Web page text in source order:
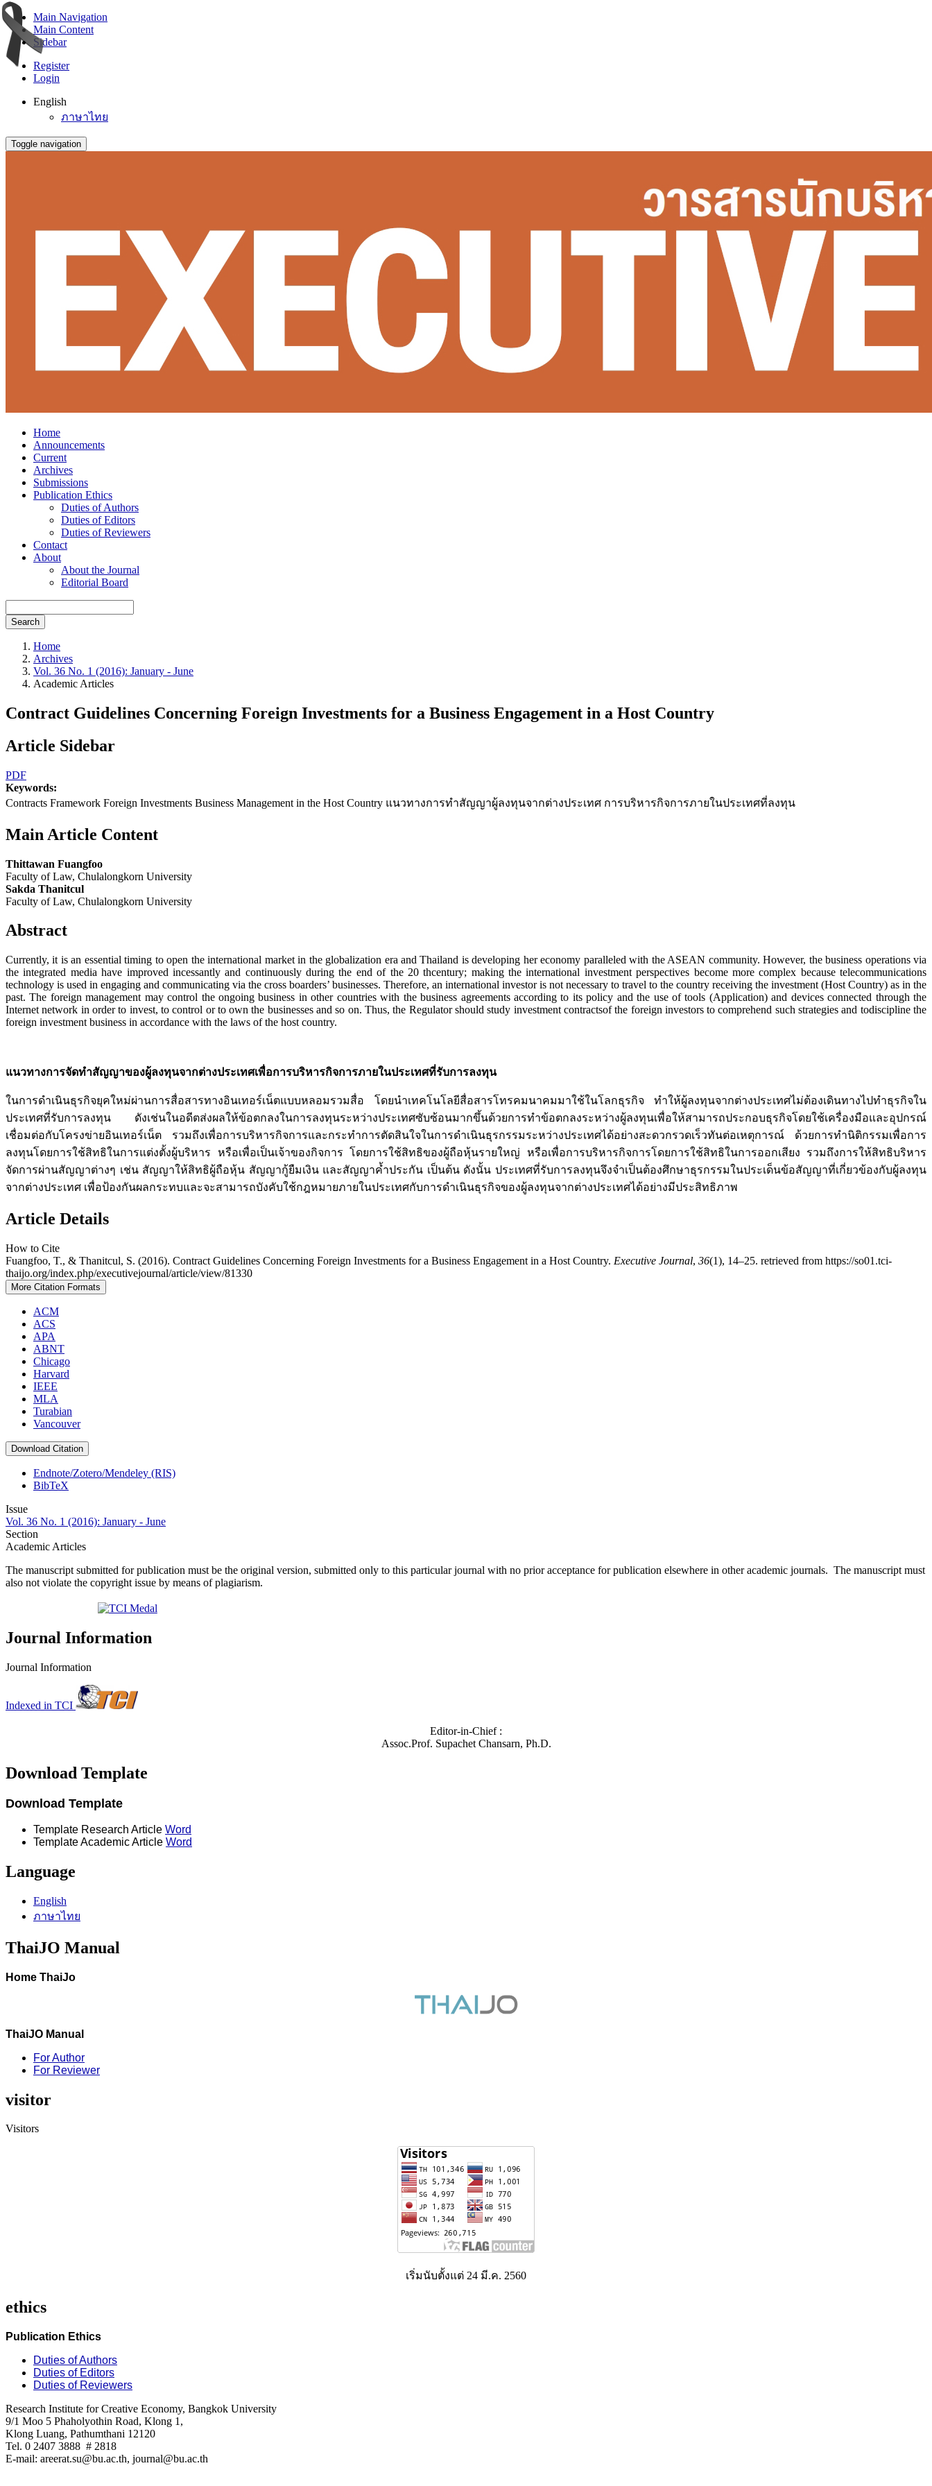
Main Navigation
Main Content
Sidebar
Register
Login
English
ภาษาไทย
Toggle navigation
Home
Announcements
Current
Archives
Submissions
Publication Ethics
Duties of Authors
Duties of Editors
Duties of Reviewers
Contact
About
About the Journal
Editorial Board
Search
Home
Archives
Vol. 36 No. 1 (2016): January - June
Academic Articles
Contract Guidelines Concerning Foreign Investments for a Business Engagement in a Host Country
Article Sidebar
PDF
Keywords:
Contracts Framework Foreign Investments Business Management in the Host Country แนวทางการทำสัญญาผู้ลงทุนจากต่างประเทศ การบริหารกิจการภายในประเทศที่ลงทุน
Main Article Content
Thittawan Fuangfoo
Faculty of Law, Chulalongkorn University
Sakda Thanitcul
Faculty of Law, Chulalongkorn University
Abstract
Currently, it is an essential timing to open the international market in the globalization era and Thailand is developing her economy paralleled with the ASEAN community. However, the business operations via
the integrated media have improved incessantly and continuously during the end of the 20 thcentury; making the international investment perspectives become more complex because telecommunications
technology is used in engaging and communicating via the cross boarders’ businesses. Therefore, an international investor is not necessary to travel to the country receiving the investment (Host Country) as in the
past. The foreign management may control the ongoing business in other countries with the business agreements according to its policy and the use of tools (Application) and devices connected through the
Internet network in order to invest, to control or to own the businesses and so on. Thus, the Regulator should study investment contractsof the foreign investors to comprehend such strategies and todiscipline the
foreign investment business in accordance with the laws of the host country.
แนวทางการจัดทำสัญญาของผู้ลงทุนจากต่างประเทศเพื่อการบริหารกิจการภายในประเทศที่รับการลงทุน
ในการดำเนินธุรกิจยุคใหม่ผ่านการสื่อสารทางอินเทอร์เน็ตแบบหลอมรวมสื่อ โดยนำเทคโนโลยีสื่อสารโทรคมนาคมมาใช้ในโลกธุรกิจ ทำให้ผู้ลงทุนจากต่างประเทศไม่ต้องเดินทางไปทำธุรกิจใน
ประเทศที่รับการลงทุน ดังเช่นในอดีตส่งผลให้ข้อตกลงในการลงทุนระหว่างประเทศซับซ้อนมากขึ้นด้วยการทำข้อตกลงระหว่างผู้ลงทุนเพื่อให้สามารถประกอบธุรกิจโดยใช้เครื่องมือและอุปกรณ์
เชื่อมต่อกับโครงข่ายอินเทอร์เน็ต รวมถึงเพื่อการบริหารกิจการและกระทำการตัดสินใจในการดำเนินธุรกรรมระหว่างประเทศได้อย่างสะดวกรวดเร็วทันต่อเหตุการณ์ ด้วยการทำนิติกรรมเพื่อการ
ลงทุนโดยการใช้สิทธิในการแต่งตั้งผู้บริหาร หรือเพื่อเป็นเจ้าของกิจการ โดยการใช้สิทธิของผู้ถือหุ้นรายใหญ่ หรือเพื่อการบริหารกิจการโดยการใช้สิทธิในการออกเสียง รวมถึงการให้สิทธิบริหาร
จัดการผ่านสัญญาต่างๆ เช่น สัญญาให้สิทธิผู้ถือหุ้น สัญญากู้ยืมเงิน และสัญญาค้ำประกัน เป็นต้น ดังนั้น ประเทศที่รับการลงทุนจึงจำเป็นต้องศึกษาธุรกรรมในประเด็นข้อสัญญาที่เกี่ยวข้องกับผู้ลงทุน
จากต่างประเทศ เพื่อป้องกันผลกระทบและจะสามารถบังคับใช้กฎหมายภายในประเทศกับการดำเนินธุรกิจของผู้ลงทุนจากต่างประเทศได้อย่างมีประสิทธิภาพ
Article Details
How to Cite
Fuangfoo, T., & Thanitcul, S. (2016). Contract Guidelines Concerning Foreign Investments for a Business Engagement in a Host Country. Executive Journal, 36(1), 14–25. retrieved from https://so01.tci-
thaijo.org/index.php/executivejournal/article/view/81330
More Citation Formats
ACM
ACS
APA
ABNT
Chicago
Harvard
IEEE
MLA
Turabian
Vancouver
Download Citation
Endnote/Zotero/Mendeley (RIS)
BibTeX
Issue
Vol. 36 No. 1 (2016): January - June
Section
Academic Articles
The manuscript submitted for publication must be the original version, submitted only to this particular journal with no prior acceptance for publication elsewhere in other academic journals. The manuscript must
also not violate the copyright issue by means of plagiarism.
Journal Information
Journal Information
Indexed in TCI
Editor-in-Chief :
Assoc.Prof. Supachet Chansarn, Ph.D.
Download Template
Download Template
Template Research Article Word
Template Academic Article Word
Language
English
ภาษาไทย
ThaiJO Manual
Home ThaiJo
ThaiJO Manual
For Author
For Reviewer
visitor
Visitors
เริ่มนับตั้งแต่ 24 มี.ค. 2560
ethics
Publication Ethics
Duties of Authors
Duties of Editors
Duties of Reviewers
Research Institute for Creative Economy, Bangkok University
9/1 Moo 5 Phaholyothin Road, Klong 1,
Klong Luang, Pathumthani 12120
Tel. 0 2407 3888 # 2818
E-mail: areerat.su@bu.ac.th, journal@bu.ac.th